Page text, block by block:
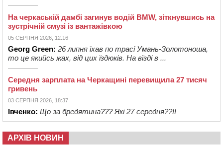
На черкаській дамбі загинув водій BMW, зіткнувшись на
зустрічній смузі із вантажівкою
05 СЕРПНЯ 2026, 12:16
Georg Green: 26 липня їхав по трасі Умань-Золотоноша,
то це якийсь жах, від цих їздюків. На вїзді в ...
Середня зарплата на Черкащині перевищила 27 тисяч
гривень
03 СЕРПНЯ 2026, 18:37
Івченко: Що за бредятина??? Які 27 середня??!!
АРХІВ НОВИН